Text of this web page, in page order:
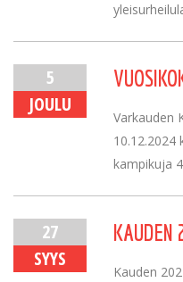
5
JOULU
Varkauden
10.12.2024
kampikuja
27
SYYS
KAUDEN
Kauden